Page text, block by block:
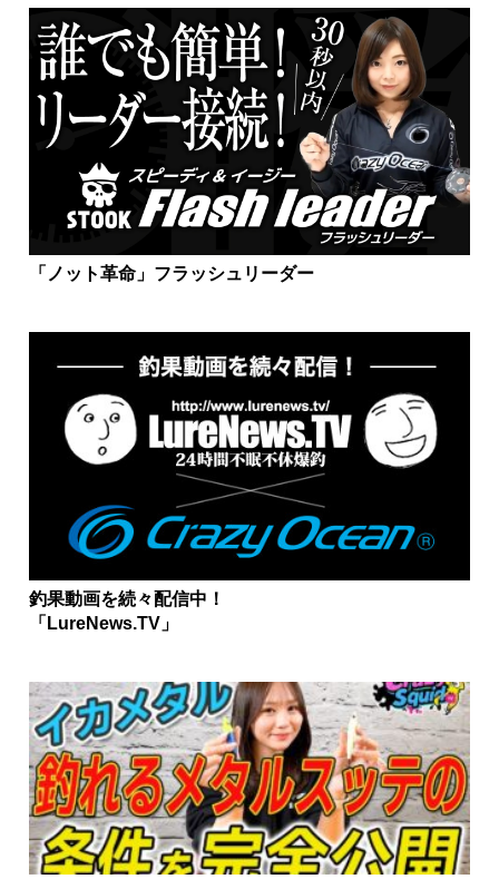
「ノット革命」フラッシュリーダー
釣果動画を続々配信中！
「LureNews.TV」